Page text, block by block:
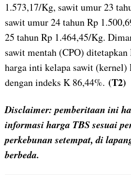
1.573,17/Kg, sawit umur 23
sawit umur 24 tahun Rp
25 tahun Rp 1.464,45/Kg.
sawit mentah (CPO)
harga inti kelapa sawit (kernel)
dengan indeks K 86,44%. (T2)
Disclaimer: pemberitaan ini
informasi harga TBS sesuai
perkebunan setempat, di
berbeda.